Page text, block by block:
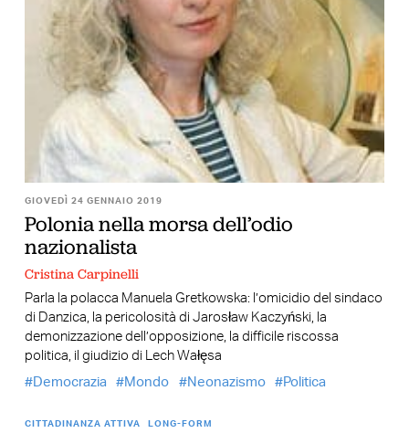
GIOVEDÌ 24 GENNAIO 2019
Polonia nella morsa dell’odio
nazionalista
Cristina Carpinelli
Parla la polacca Manuela Gretkowska: l’omicidio del sindaco
di Danzica, la pericolosità di Jarosław Kaczyński, la
demonizzazione dell’opposizione, la difficile riscossa
politica, il giudizio di Lech Wałęsa
Democrazia
Mondo Neonazismo Politica
CITTADINANZA ATTIVA LONG-FORM